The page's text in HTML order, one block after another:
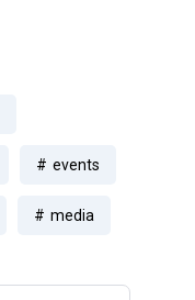
events
media